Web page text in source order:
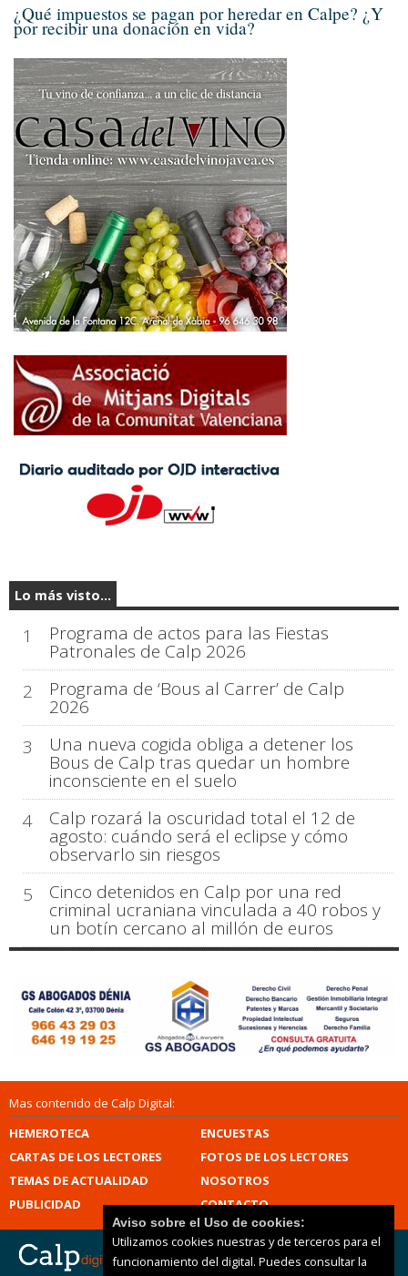
¿Qué impuestos se pagan por heredar en Calpe? ¿Y
por recibir una donación en vida?
Lo más visto...
1 Programa de actos para las Fiestas
Patronales de Calp 2026
2
Programa de ‘Bous al Carrer’ de Calp
2026
3
Una nueva cogida obliga a detener los
Bous de Calp tras quedar un hombre
inconsciente en el suelo
4
Calp rozará la oscuridad total el 12 de
agosto: cuándo será el eclipse y cómo
observarlo sin riesgos
5
Cinco detenidos en Calp por una red
criminal ucraniana vinculada a 40 robos y
un botín cercano al millón de euros
Mas contenido de Calp Digital:
HEMEROTECA
ENCUESTAS
CARTAS DE LOS LECTORES
FOTOS DE LOS LECTORES
TEMAS DE ACTUALIDAD
NOSOTROS
PUBLICIDAD
CONTACTO
Aviso sobre el Uso de cookies:
Utilizamos cookies nuestras y de terceros para el
funcionamiento del digital. Puedes consultar la